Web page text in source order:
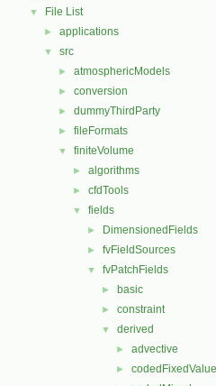
▼ File List
► applications
▼ src
► atmosphericModels
► conversion
► dummyThirdParty
► fileFormats
▼ finiteVolume
► algorithms
► cfdTools
▼ fields
► DimensionedFields
► fvFieldSources
▼ fvPatchFields
► basic
► constraint
▼ derived
► advective
► codedFixedValue